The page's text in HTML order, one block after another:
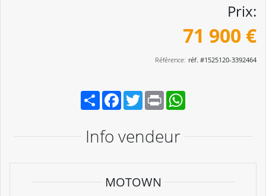
Prix:
71 900 €
Référence: réf. #1525120-3392464
PartagerFacebook
TwitterPrint
Info vendeur
MOTOWN